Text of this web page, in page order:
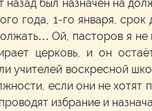
назад был назначен на
года, 1-го января,
Ой, пасторов я
церковь, и он
учителей воскресной
если они не хотят
избрание и